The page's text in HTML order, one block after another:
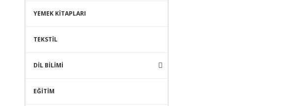
YEMEK KİTAPLARI
TEKSTİL
DİL BİLİMİ
EĞİTİM